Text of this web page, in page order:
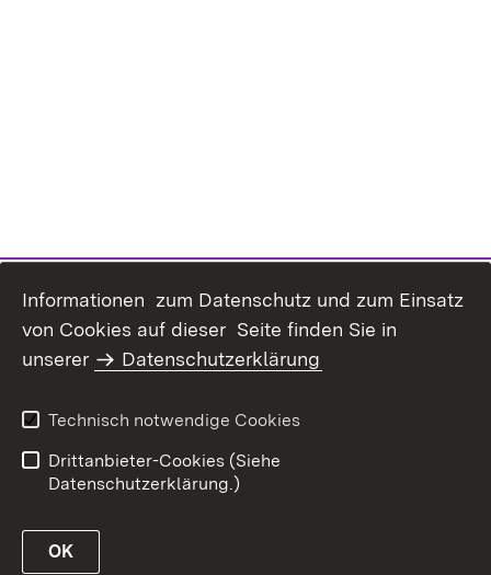
Informationen zum Datenschutz und zum Einsatz
von Cookies auf dieser Seite finden Sie in
unserer
Datenschutzerklärung
Technisch notwendige Cookies
Drittanbieter-Cookies (Siehe
Datenschutzerklärung.)
OK